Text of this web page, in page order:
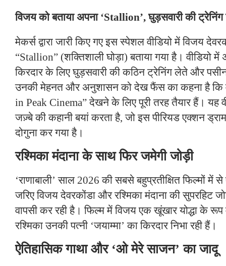
विजय को बताया अपना ‘Stallion’, घुड़सवारी की ट्रेनिंग
मेकर्स द्वारा जारी किए गए इस स्पेशल वीडियो में विजय
“Stallion” (शक्तिशाली घोड़ा) बताया गया है। वीडियो में
किरदार के लिए घुड़सवारी की कठिन ट्रेनिंग लेते और
उनकी मेहनत और अनुशासन को देख फैंस का कहना है कि
in Peak Cinema” देखने के लिए पूरी तरह तैयार हैं। यह
जज़्बे की कहानी बयां करता है, जो इस पीरियड एक्शन
दोगुना कर गया है।
रश्मिका मंदाना के साथ फिर जमेगी जोड़ी
‘राणाबाली’ साल 2026 की सबसे बहुप्रतीक्षित फिल्मों
जरिए विजय देवरकोंडा और रश्मिका मंदाना की सुपरहिट
वापसी कर रही है। फिल्म में विजय एक खूंखार योद्धा के
रश्मिका उनकी पत्नी ‘जयाम्मा’ का किरदार निभा रही हैं।
ऐतिहासिक गाथा और ‘ओ मेरे साजन’ का जादू